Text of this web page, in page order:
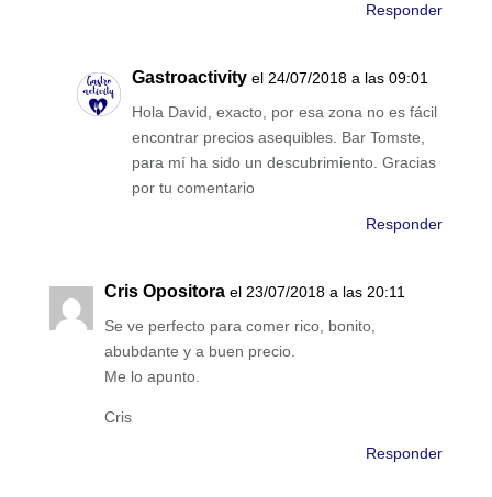
Responder
Gastroactivity el 24/07/2018 a las 09:01
Hola David, exacto, por esa zona no es fácil
encontrar precios asequibles. Bar Tomste,
para mí ha sido un descubrimiento. Gracias
por tu comentario
Responder
Cris Opositora el 23/07/2018 a las 20:11
Se ve perfecto para comer rico, bonito,
abubdante y a buen precio.
Me lo apunto.
Cris
Responder